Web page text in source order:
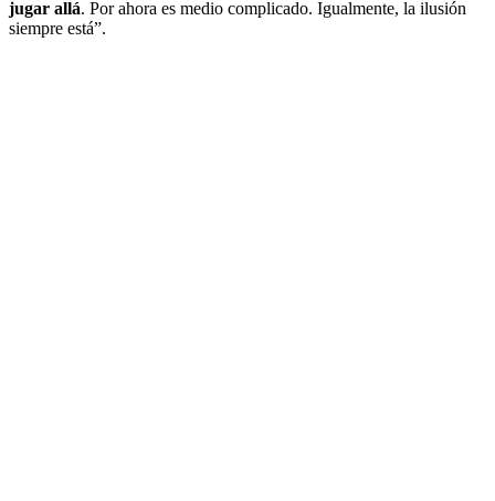
jugar allá. Por ahora es medio complicado. Igualmente, la ilusión
siempre está”.